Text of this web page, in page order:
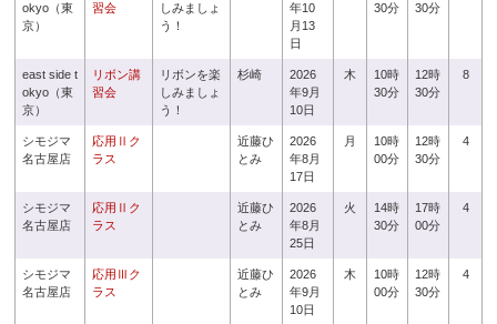
okyo（東
京）
習会
しみましょ
う！
年10
月13
日
30分
30分
east side t
okyo（東
京）
リボン講
習会
リボンを楽
しみましょ
う！
杉崎
2026
年9月
10日
木
10時
30分
12時
30分
8
シモジマ
名古屋店
応用Ⅱク
ラス
近藤ひ
とみ
2026
年8月
17日
月
10時
00分
12時
30分
4
シモジマ
名古屋店
応用Ⅱク
ラス
近藤ひ
とみ
2026
年8月
25日
火
14時
30分
17時
00分
4
シモジマ
名古屋店
応用Ⅲク
ラス
近藤ひ
とみ
2026
年9月
10日
木
10時
00分
12時
30分
4